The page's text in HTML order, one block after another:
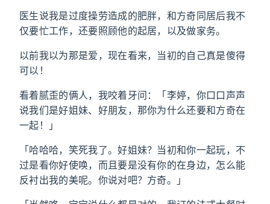
医生说我是过度操劳造成的肥胖，和方奇同居后我不
仅要忙工作，还要照顾他的起居，以及做家务。
以前我以为那是爱，现在看来，当初的自己真是傻得
可以！
看着腻歪的俩人，我咬着牙问：「李婷，你口口声声
说我们是好姐妹、好朋友，那你为什么还要和方奇在
一起！」
「哈哈哈，笑死我了。好姐妹？当初和你一起玩，不
过是看你好使唤，而且要是没有你的在身边，怎么能
反衬出我的美呢。你说对吧？方奇。」